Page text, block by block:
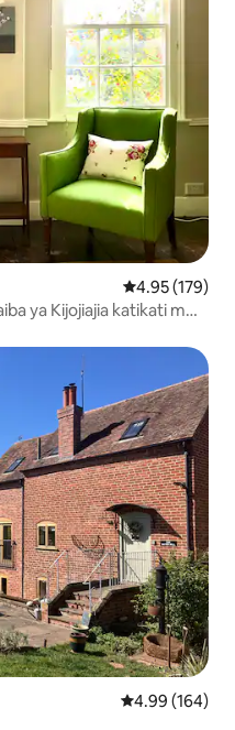
Ukadiriaji wa
4.95 (179)
ya Kijojiajia katikati mwa
Ukadiriaji wa
4.99 (164)